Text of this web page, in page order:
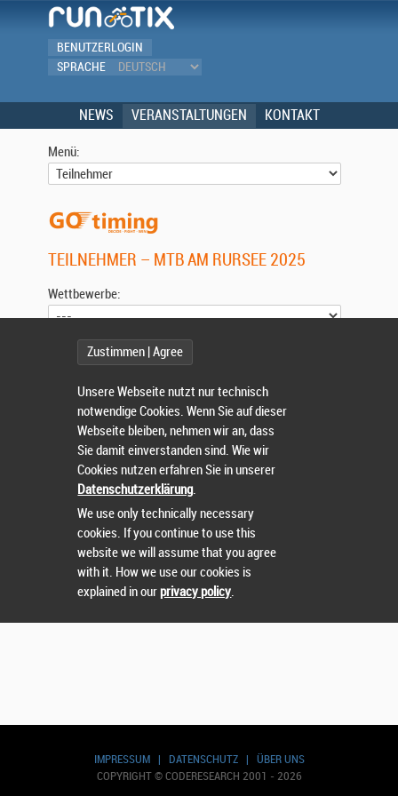
BENUTZERLOGIN
SPRACHE
NEWS VERANSTALTUNGEN KONTAKT
Menü:
TEILNEHMER – MTB AM RURSEE 2025
IMPRESSUM| DATENSCHUTZ| ÜBER UNS
COPYRIGHT © CODERESEARCH 2001 - 2026
Wettbewerbe:
Wählen Sie einen Wettbewerb.
Suchen
Zustimmen | Agree
Unsere Webseite nutzt nur technisch
notwendige Cookies. Wenn Sie auf dieser
Webseite bleiben, nehmen wir an, dass
Sie damit einverstanden sind. Wie wir
Cookies nutzen erfahren Sie in unserer
Datenschutzerklärung.
We use only technically necessary
cookies. If you continue to use this
website we will assume that you agree
with it. How we use our cookies is
explained in ourprivacy policy.